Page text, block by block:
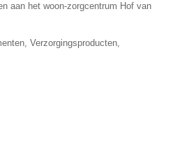
aan het woon-zorgcentrum Hof van
Verzorgingsproducten,